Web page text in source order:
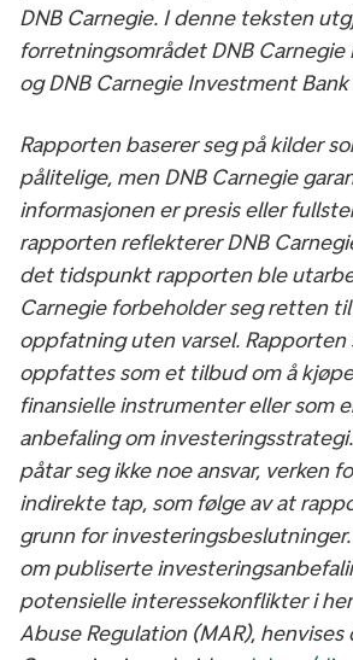
DNB Carnegie. I denne teksten
forretningsområdet DNB Carnegie
og DNB Carnegie Investment Bank
Rapporten baserer seg på kilder
pålitelige, men DNB Carnegie
informasjonen er presis eller
rapporten reflekterer DNB
det tidspunkt rapporten ble
Carnegie forbeholder seg retten
oppfatning uten varsel. Rapporten
oppfattes som et tilbud om å
finansielle instrumenter eller som
anbefaling om
påtar seg ikke noe ansvar, verken
indirekte tap, som følge av at
grunn for
om publiserte
potensielle interessekonflikter i
Abuse Regulation (MAR), henvises